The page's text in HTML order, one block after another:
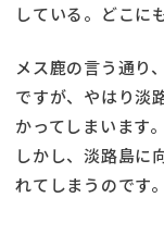
している。どこに
メス鹿の言う通り
ですが、やはり淡
かってしまいます。
しかし、淡路島に
れてしまうのです。